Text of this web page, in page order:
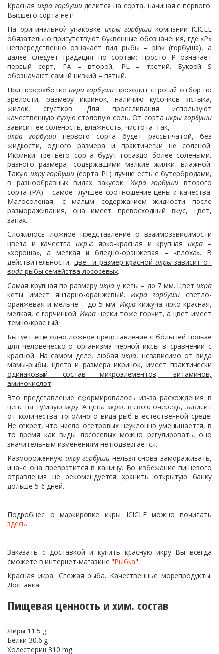
Красная икра горбушиделится на сорта, начиная с первого.
Высшего сорта нет!
На оригинальной упаковке икры горбуши компании ICICLE
обязательно присутствуют буквенные обозначения, где «Р»
непосредственно означает вид рыбы – pink (горбуша), а
далее следует градация по сортам: просто Р означает
первый сорт, РА – второй, РL – третий. Буквой S
обозначают самый низкий – пятый.
При переработке икра горбушипроходит строгий отбор по
зрелости, размеру икринок, наличию кусочков ястыка,
жилок, сгустков. Для просаливания используют
качественную сухую столовую соль. От сортаикры горбуши
зависит ее соленость, влажность, чистота. Так,
икра горбуши первого сорта будет рассыпчатой, без
жидкости, одного размера и практически не соленой.
Икринки третьего сорта будут гораздо более солеными,
разного размера, содержащими мелкие жилки, влажной.
Такуюикру горбуши (сорта PL) лучше есть с бутербродами,
в разнообразных видах закусок. Икра горбуши второго
сорта (РА) – самое лучшее соотношение цены и качества.
Малосоленая, с малым содержанием жидкости после
размораживания, она имеет превосходный вкус, цвет,
запах.
Сложилось ложное представление о взаимозависимости
цвета и качества икры: ярко-красная и крупная икра –
«хороша», а мелкая и бледно-оранжевая – «плоха». В
действительности, цвет и размер красной икрызависит от
вида рыбы семейства лососевых.
Самая крупная по размеруикра у кеты – до 7 мм. Цветикра
кеты имеет янтарно-оранжевый. Икра горбуши светло-
оранжевая и мельче – до 5 мм. Икракижуча ярко-красная,
мелкая, с горчинкой.Икра нерки тоже горчит, а цвет имеет
темно-красный.
Бытует еще одно ложное представление о бóльшей пользе
для человеческого организма черной икры в сравнении с
красной. На самом деле, любаяикра, независимо от вида
мамы-рыбы, цвета и размера икринок, имеет практически
одинаковый состав микроэлементов, витаминов,
аминокислот.
Это представление сформировалось из-за расхождения в
цене на ту/инуюикру. А цена икры, в свою очередь, зависит
от количества того/иного вида рыб в естественной среде.
Не секрет, что число осетровых неуклонно уменьшается, в
то время как виды лососевых можно регулировать, оно
значительным изменениям не подвергается.
Размороженную икру горбуши нельзя снова замораживать,
иначе она превратится в кашицу. Во избежание пищевого
отравления не рекомендуется хранить открытую банку
дольше 5-6 дней.
Подробнее о маркировке икры ICICLE можно почитать
здесь.
Заказать с доставкой и купить красную икру Вы всегда
сможете в интернет-магазине "Рыбка".
Красная икра. Свежая рыба. Качественные морепродукты.
Доставка.
Пищевая ценность и хим. состав
Жиры 11.5 g
Белки 30.6 g
Холестерин 310 mg